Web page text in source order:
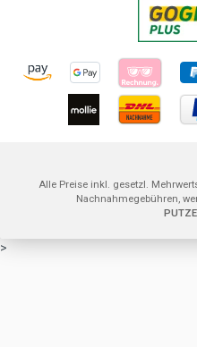
Alle Preise inkl. gesetzl.
Nachnahmegebühren,
>